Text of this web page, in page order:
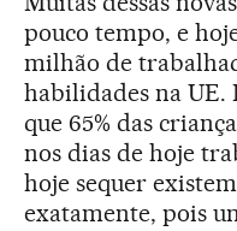
pouco tempo, e
milhão de
habilidades na UE.
que 65% das
nos dias de hoje
hoje sequer
exatamente, pois